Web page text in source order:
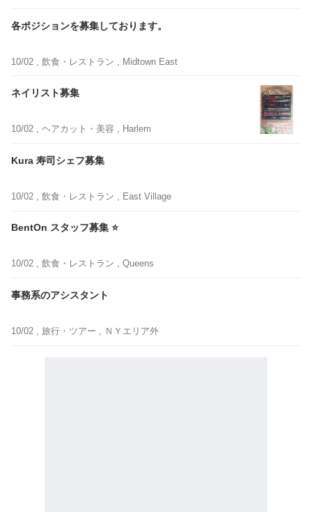
各ポジションを募集しております。
10/02 , 飲食・レストラン , Midtown East
ネイリスト募集
10/02 , ヘアカット・美容 , Harlem
Kura 寿司シェフ募集
10/02 , 飲食・レストラン , East Village
BentOn スタッフ募集 ⭐️
10/02 , 飲食・レストラン , Queens
事務系のアシスタント
10/02 , 旅行・ツアー , ＮＹエリア外